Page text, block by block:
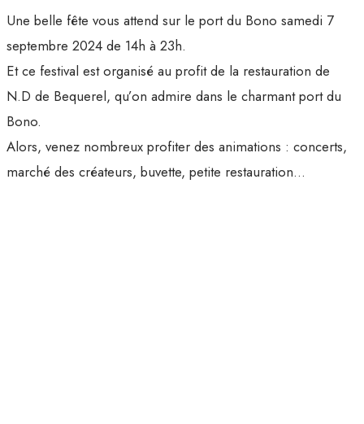
Une belle fête vous attend sur le port du Bono samedi 7
septembre 2024 de 14h à 23h.
Et ce festival est organisé au profit de la restauration de
N.D de Bequerel, qu’on admire dans le charmant port du
Bono.
Alors, venez nombreux profiter des animations : concerts,
marché des créateurs, buvette, petite restauration…